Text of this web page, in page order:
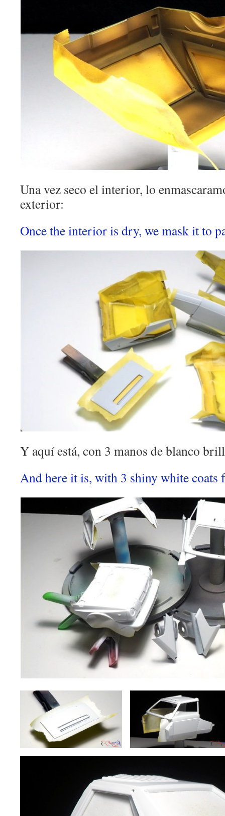
Una vez seco el interior, lo
exterior:
Once the interior is dry, we mask it to
Y aquí está, con 3 manos de blanco
And here it is, with 3 shiny white coats